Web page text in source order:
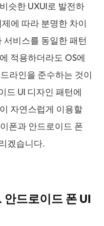
슷한 UXUI로 발전하
에 따라 분명한 차이
서비스를 동일한 패턴
적용하더라도 OS에
라인을 준수하는 것이
드 UI 디자인 패턴에
자연스럽게 이용할
폰과 안드로이드 폰
겠습니다.
드로이드 폰 UI